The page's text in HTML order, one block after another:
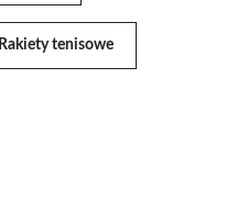
Rakiety tenisowe